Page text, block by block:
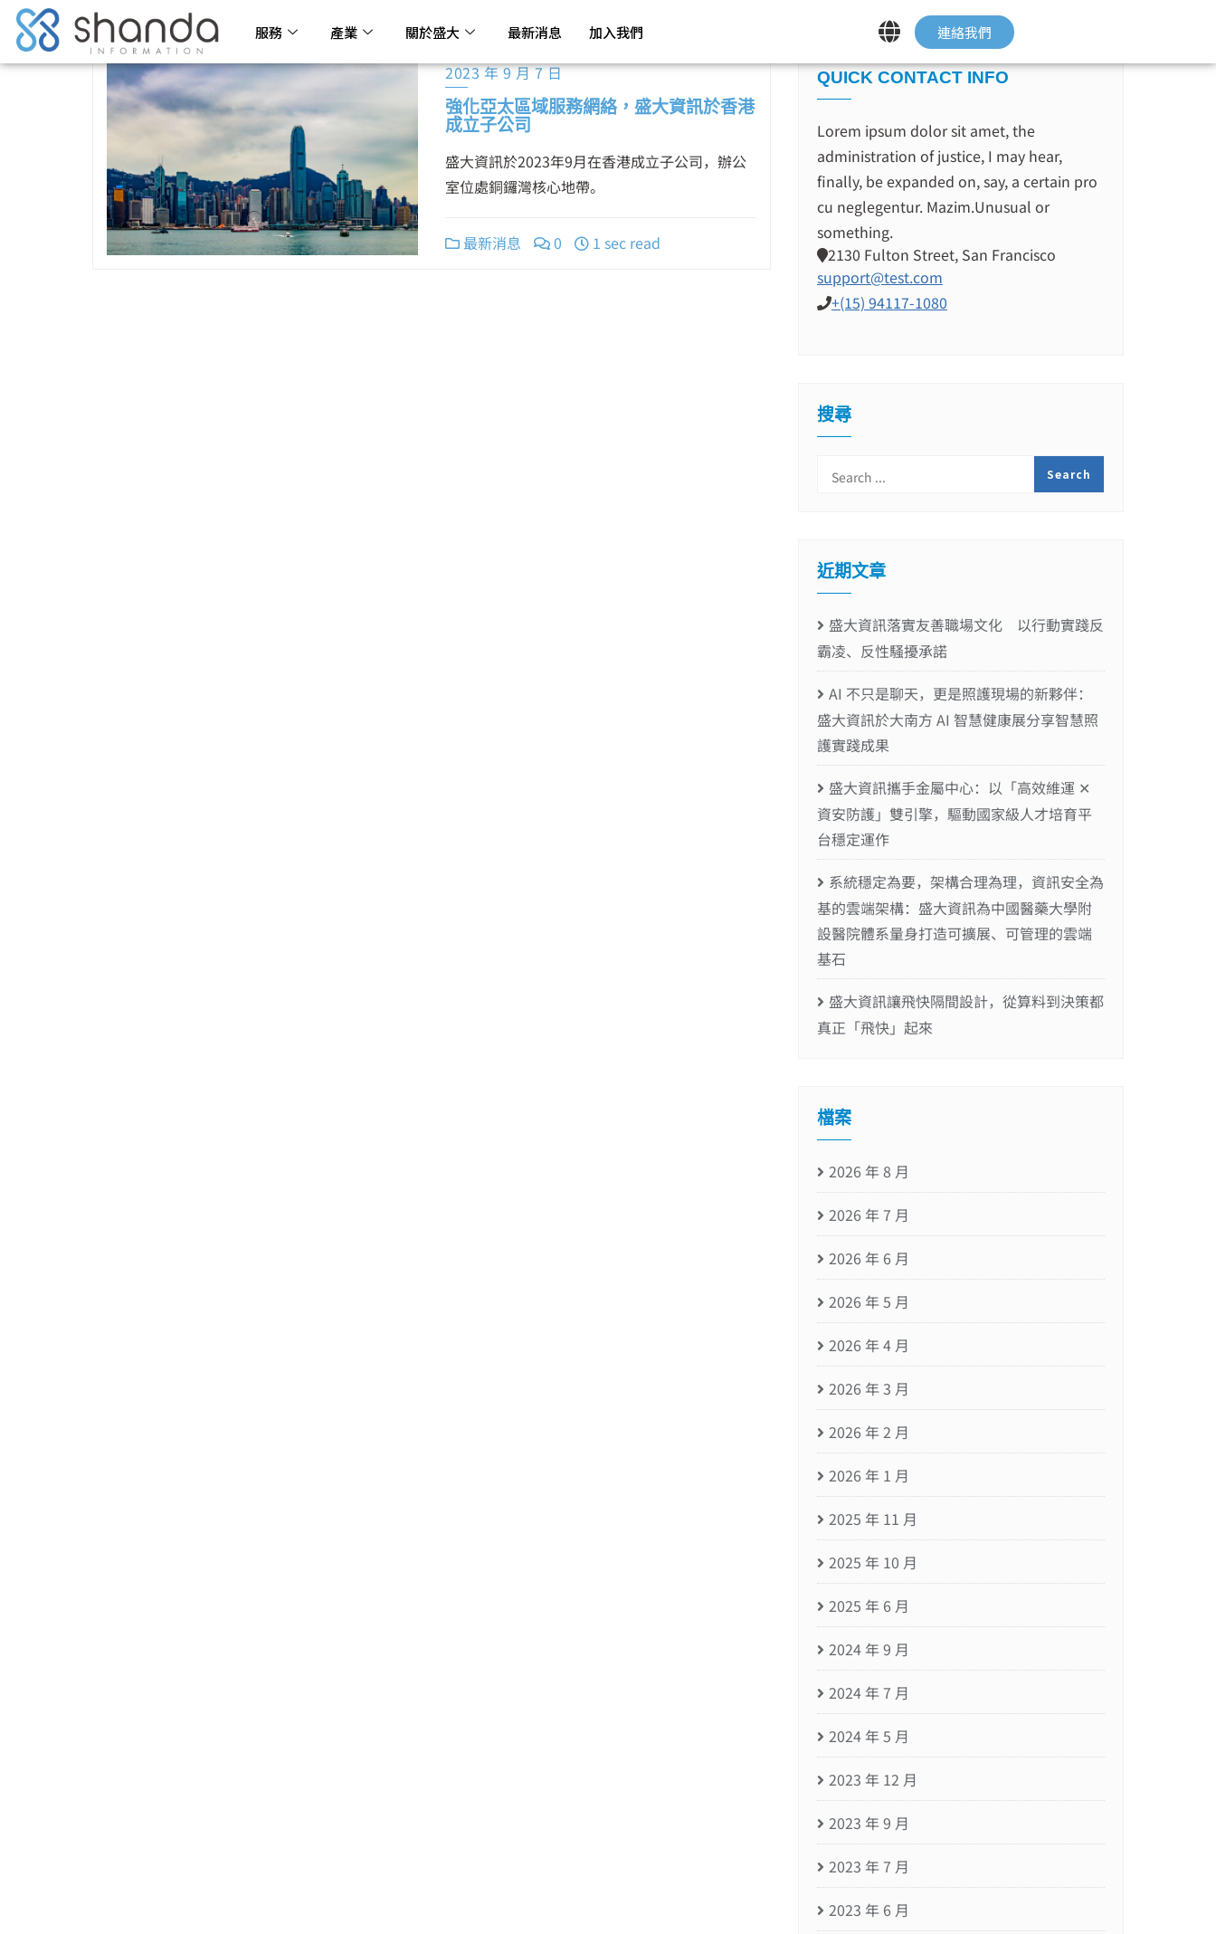
服務 產業 關於盛大 最新消息 加入我們 連絡我們
2023 年 9 月 7 日
強化亞太區域服務網絡，盛大資訊於香港
成立子公司
盛大資訊於2023年9月在香港成立子公司，辦公
室位處銅鑼灣核心地帶。
最新消息 0 1 sec read
QUICK CONTACT INFO
Lorem ipsum dolor sit amet, the
administration of justice, I may hear,
finally, be expanded on, say, a certain pro
cu neglegentur. Mazim.Unusual or
something.
2130 Fulton Street, San Francisco
support@test.com
+(15) 94117-1080
搜尋
近期文章
盛大資訊落實友善職場文化 以行動實踐反
霸凌、反性騷擾承諾
AI 不只是聊天，更是照護現場的新夥伴：
盛大資訊於大南方 AI 智慧健康展分享智慧照
護實踐成果
盛大資訊攜手金屬中心：以「高效維運 ✕
資安防護」雙引擎，驅動國家級人才培育平
台穩定運作
系統穩定為要，架構合理為理，資訊安全為
基的雲端架構：盛大資訊為中國醫藥大學附
設醫院體系量身打造可擴展、可管理的雲端
基石
盛大資訊讓飛快隔間設計，從算料到決策都
真正「飛快」起來
檔案
2026 年 8 月
2026 年 7 月
2026 年 6 月
2026 年 5 月
2026 年 4 月
2026 年 3 月
2026 年 2 月
2026 年 1 月
2025 年 11 月
2025 年 10 月
2025 年 6 月
2024 年 9 月
2024 年 7 月
2024 年 5 月
2023 年 12 月
2023 年 9 月
2023 年 7 月
2023 年 6 月